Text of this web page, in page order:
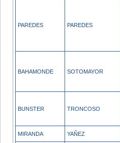
PAREDES PAREDES
BAHAMONDE SOTOMAYOR
BUNSTER TRONCOSO
MIRANDA YAÑEZ